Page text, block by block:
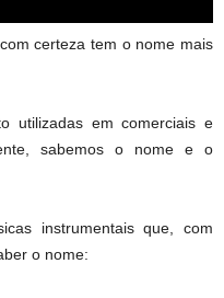
certeza tem o nome mais
utilizadas em comerciais e
sabemos o nome e o
instrumentais que, com
o nome: